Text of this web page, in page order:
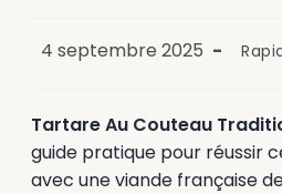
4 septembre 2025
Tartare Au Couteau
guide pratique pour réussir
avec une viande française